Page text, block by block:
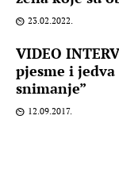
23.02.2022.
VIDEO
pjesme i
snimanje”
12.09.2017.